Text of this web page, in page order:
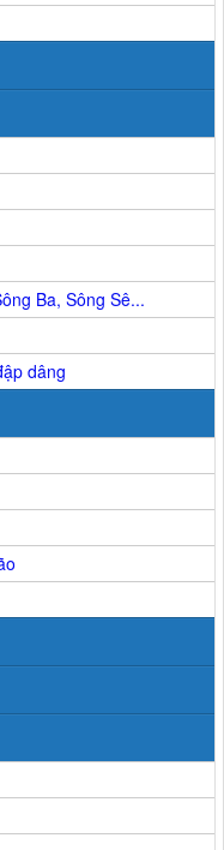
Ba, Sông Sê...
dâng